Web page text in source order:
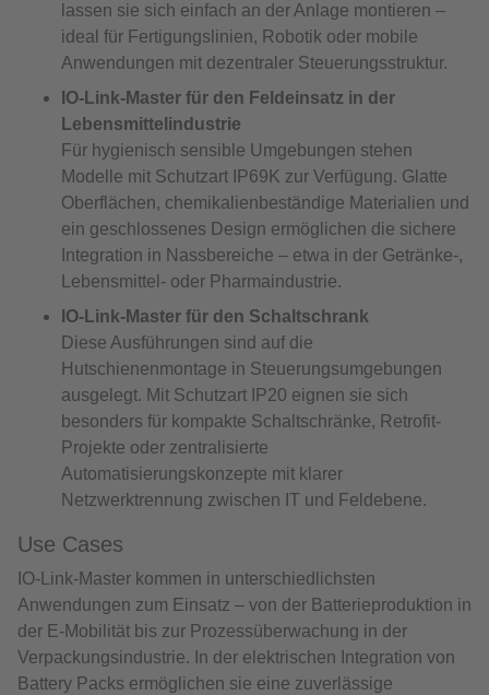
lassen sie sich einfach an der Anlage montieren –
ideal für Fertigungslinien, Robotik oder mobile
Anwendungen mit dezentraler Steuerungsstruktur.
IO-Link-Master für den Feldeinsatz in der
Lebensmittelindustrie
Für hygienisch sensible Umgebungen stehen
Modelle mit Schutzart IP69K zur Verfügung. Glatte
Oberflächen, chemikalienbeständige Materialien und
ein geschlossenes Design ermöglichen die sichere
Integration in Nassbereiche – etwa in der Getränke-,
Lebensmittel- oder Pharmaindustrie.
IO-Link-Master für den Schaltschrank
Diese Ausführungen sind auf die
Hutschienenmontage in Steuerungsumgebungen
ausgelegt. Mit Schutzart IP20 eignen sie sich
besonders für kompakte Schaltschränke, Retrofit-
Projekte oder zentralisierte
Automatisierungskonzepte mit klarer
Netzwerktrennung zwischen IT und Feldebene.
Use Cases
IO-Link-Master kommen in unterschiedlichsten
Anwendungen zum Einsatz – von der Batterieproduktion in
der E-Mobilität bis zur Prozessüberwachung in der
Verpackungsindustrie. In der elektrischen Integration von
Battery Packs ermöglichen sie eine zuverlässige